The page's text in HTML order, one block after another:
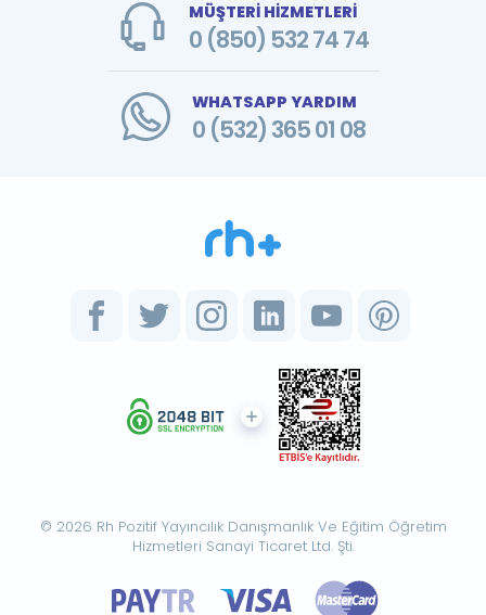
MÜŞTERİ HİZMETLERİ
0 (850) 532 74 74
WHATSAPP YARDIM
0 (532) 365 01 08
© 2026 Rh Pozitif Yayıncılık Danışmanlık Ve Eğitim Öğretim
Hizmetleri Sanayi Ticaret Ltd. Şti.